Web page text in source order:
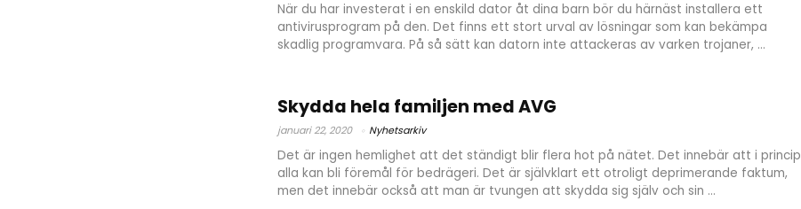
När du har investerat i en enskild dator åt dina barn bör du härnäst installera ett
antivirusprogram på den. Det finns ett stort urval av lösningar som kan bekämpa
skadlig programvara. På så sätt kan datorn inte attackeras av varken trojaner, ...
Skydda hela familjen med AVG
januari 22, 2020 Nyhetsarkiv
Det är ingen hemlighet att det ständigt blir flera hot på nätet. Det innebär att i princip
alla kan bli föremål för bedrägeri. Det är självklart ett otroligt deprimerande faktum,
men det innebär också att man är tvungen att skydda sig själv och sin ...